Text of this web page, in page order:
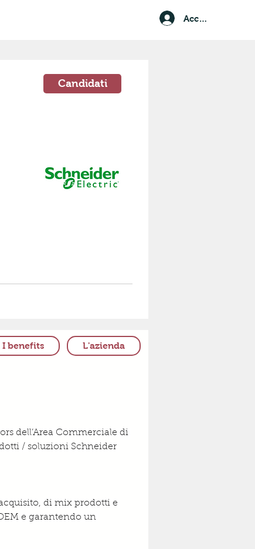
Accedi
Candidati
I benefits L'azienda
dell’Area Commerciale di
/ soluzioni Schneider
di mix prodotti e
e garantendo un